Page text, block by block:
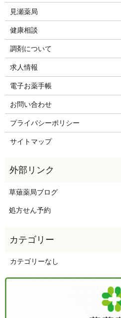
見瀬薬局
健康相談
調剤について
求人情報
電子お薬手帳
お問い合わせ
プライバシーポリシー
サイトマップ
草薙薬局ブログ
処方せん予約
カテゴリーなし